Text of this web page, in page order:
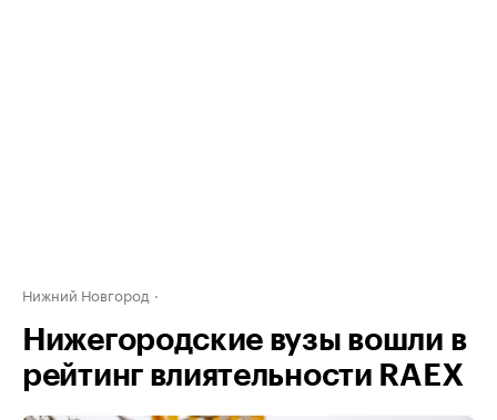
Нижний Новгород
Нижегородские вузы вошли в
рейтинг влиятельности RAEX